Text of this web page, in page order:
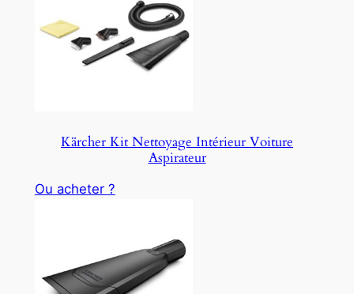
Kärcher Kit Nettoyage Intérieur Voiture
Aspirateur
Ou acheter ?